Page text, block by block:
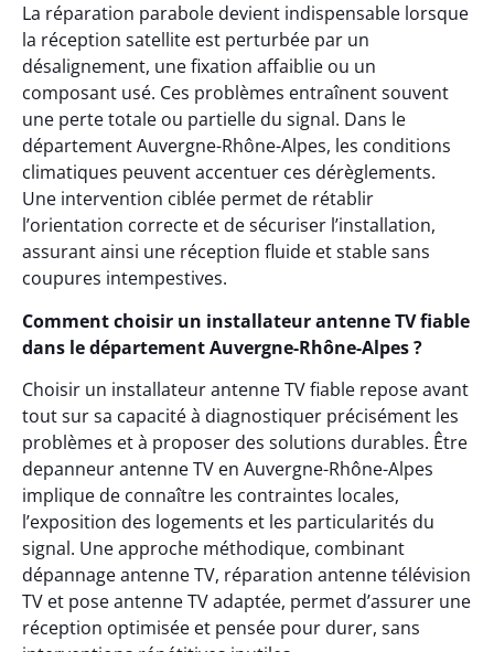
La réparation parabole devient indispensable lorsque
la réception satellite est perturbée par un
désalignement, une fixation affaiblie ou un
composant usé. Ces problèmes entraînent souvent
une perte totale ou partielle du signal. Dans le
département Auvergne-Rhône-Alpes, les conditions
climatiques peuvent accentuer ces dérèglements.
Une intervention ciblée permet de rétablir
l’orientation correcte et de sécuriser l’installation,
assurant ainsi une réception fluide et stable sans
coupures intempestives.
Comment choisir un installateur antenne TV fiable
dans le département Auvergne-Rhône-Alpes ?
Choisir un installateur antenne TV fiable repose avant
tout sur sa capacité à diagnostiquer précisément les
problèmes et à proposer des solutions durables. Être
depanneur antenne TV en Auvergne-Rhône-Alpes
implique de connaître les contraintes locales,
l’exposition des logements et les particularités du
signal. Une approche méthodique, combinant
dépannage antenne TV, réparation antenne télévision
TV et pose antenne TV adaptée, permet d’assurer une
réception optimisée et pensée pour durer, sans